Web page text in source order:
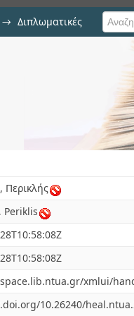
→ Διπλωματικές
με
Περικλής
Periklis
xmlui/
10.26240/